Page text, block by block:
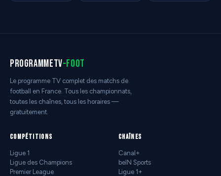
programmetv-foot
Le programme TV complet des matchs de
football en France. Tous les championnats,
toutes les chaînes, tous les horaires —
gratuitement.
COMPÉTITIONS
Ligue 1
Ligue des Champions
Premier League
CHAÎNES
Canal+
beIN Sports
Ligue 1+